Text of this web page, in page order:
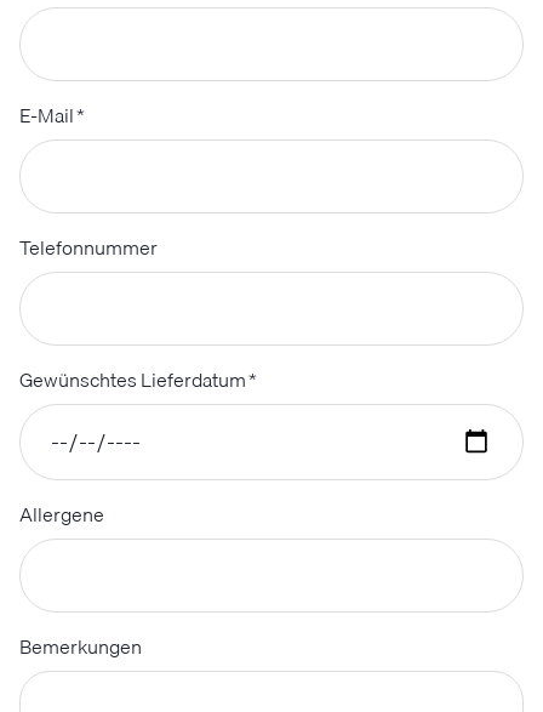
E-Mail*
Telefonnummer
Gewünschtes Lieferdatum*
Allergene
Bemerkungen